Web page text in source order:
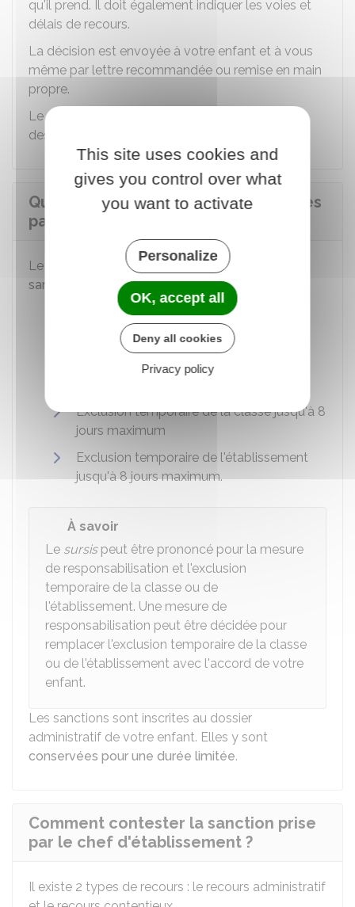
qu'il prend. Il doit également indiquer les voies et
délais de recours.
La décision est envoyée à votre enfant et à vous
même par lettre recommandée ou remise en main
propre.
Le chef d'établissement l'inscrit dans un registre
des sanctions.
Quelles sanctions peuvent être prises
par le chef d'établissement ?
Le chef d'établissement peut prononcer les
sanctions
suivantes :
Avertissement
Mesure de responsabilisation
Exclusion temporaire de la classe jusqu'à 8
jours maximum
Exclusion temporaire de l'établissement
jusqu'à 8 jours maximum.
À savoir
Le sursispeut être prononcé pour la mesure
de responsabilisation et l'exclusion
temporaire de la classe ou de
l'établissement. Une mesure de
responsabilisation peut être décidée pour
remplacer l'exclusion temporaire de la classe
ou de l'établissement avec l'accord de votre
enfant.
Les sanctions sont inscrites au dossier
administratif de votre enfant. Elles y sont
conservées pour une durée limitée.
Comment contester la sanction prise
par le chef d'établissement ?
Il existe 2 types de recours : le recours administratif
This site uses cookies and
gives you control over what
you want to activate
Personalize
OK, accept all
Deny all cookies
Privacy policy